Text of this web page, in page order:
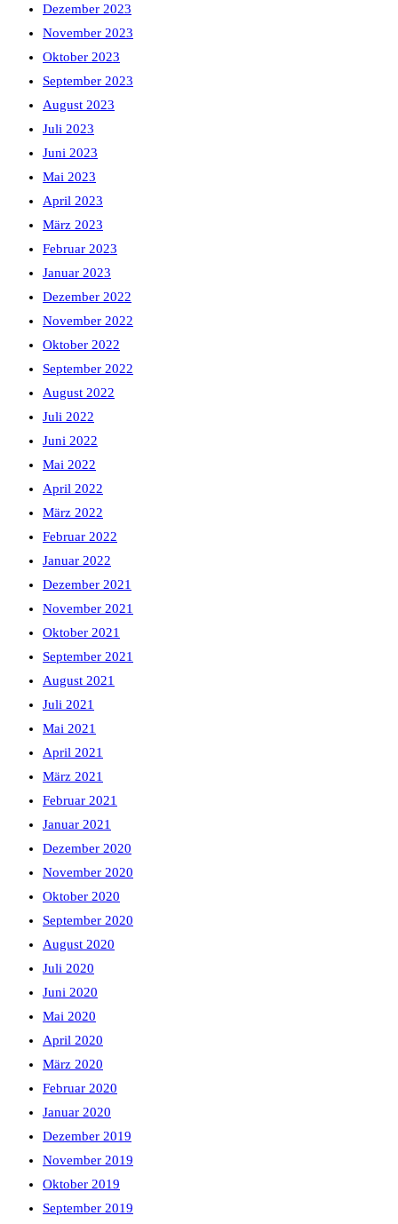
Dezember 2023
November 2023
Oktober 2023
September 2023
August 2023
Juli 2023
Juni 2023
Mai 2023
April 2023
März 2023
Februar 2023
Januar 2023
Dezember 2022
November 2022
Oktober 2022
September 2022
August 2022
Juli 2022
Juni 2022
Mai 2022
April 2022
März 2022
Februar 2022
Januar 2022
Dezember 2021
November 2021
Oktober 2021
September 2021
August 2021
Juli 2021
Mai 2021
April 2021
März 2021
Februar 2021
Januar 2021
Dezember 2020
November 2020
Oktober 2020
September 2020
August 2020
Juli 2020
Juni 2020
Mai 2020
April 2020
März 2020
Februar 2020
Januar 2020
Dezember 2019
November 2019
Oktober 2019
September 2019